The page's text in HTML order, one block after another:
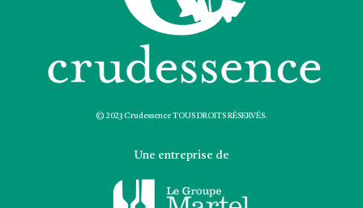
© 2023 Crudessence TOUS DROITS RÉSERVÉS.
Une entreprise de